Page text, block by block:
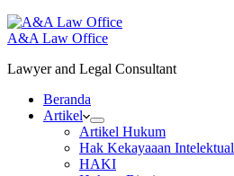
A&A Law Office
Lawyer and Legal Consultant
Beranda
Artikel
Artikel Hukum
Hak Kekayaaan Intelektual
HAKI